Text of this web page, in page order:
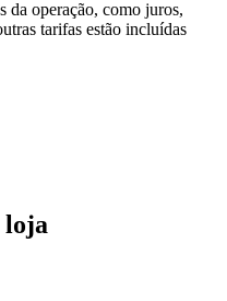
da operação, como juros,
tarifas estão incluídas
loja